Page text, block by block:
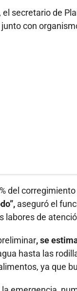
el secretario de
junto con
del
aseguró el
labores de
, se
hasta las
ya que